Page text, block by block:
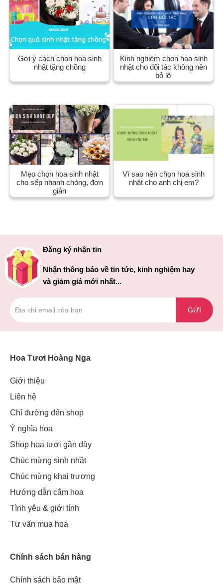
Gợi ý cách chọn hoa sinh
nhật tặng chồng
Kinh nghiệm chọn hoa sinh
nhật cho đối tác không nên
bỏ lỡ
Mẹo chọn hoa sinh nhật
cho sếp nhanh chóng, đơn
giản
Vì sao nên chọn hoa sinh
nhật cho anh chị em?
Đăng ký nhận tin
Nhận thông báo về tin tức, kinh nghiệm hay
và giảm giá mới nhất...
GỬI
Hoa Tươi Hoàng Nga
Giới thiệu
Liên hệ
Chỉ đường đến shop
Ý nghĩa hoa
Shop hoa tươi gần đây
Chúc mừng sinh nhật
Chúc mừng khai trương
Hướng dẫn cắm hoa
Tình yêu & giới tính
Tư vấn mua hoa
Chính sách bán hàng
Chính sách bảo mật